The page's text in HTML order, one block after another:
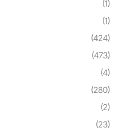
(1)
(1)
(424)
(473)
(4)
(280)
(2)
(23)